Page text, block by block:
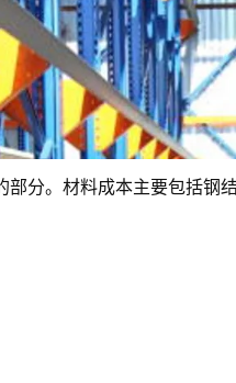
分。材料成本主要包括钢